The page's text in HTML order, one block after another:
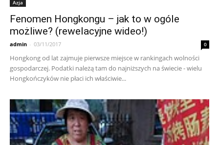
Azja
Fenomen Hongkongu – jak to w ogóle
możliwe? (rewelacyjne wideo!)
admin - 03/11/2017 0
Hongkong od lat zajmuje pierwsze miejsce w rankingach wolności
gospodarczej. Podatki należą tam do najniższych na świecie - wielu
Hongkończyków nie płaci ich właściwie...